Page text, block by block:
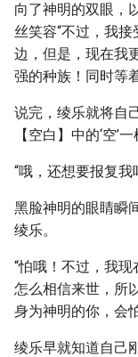
向了神明的双眼，
丝笑容“不过，我
边，但是，现在我
强的种族！同时等
说完，绫乐就将自
【空白】中的‘空’
“哦，还想要报复
黑脸神明的眼睛瞬
绫乐。
“怕哦！不过，我
怎么相信来世，所
身为神明的你，会
绫乐早就知道自己